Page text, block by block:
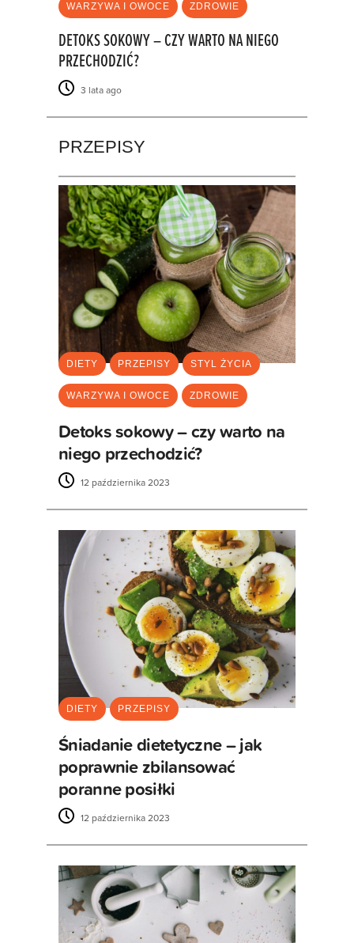
WARZYWA I OWOCE ZDROWIE
DETOKS SOKOWY – CZY WARTO NA NIEGO
PRZECHODZIĆ?
3 lata ago
PRZEPISY
DIETY PRZEPISY STYL ŻYCIA
WARZYWA I OWOCE ZDROWIE
Detoks sokowy – czy warto na
niego przechodzić?
12 października 2023
DIETY PRZEPISY
Śniadanie dietetyczne – jak
poprawnie zbilansować
poranne posiłki
12 października 2023